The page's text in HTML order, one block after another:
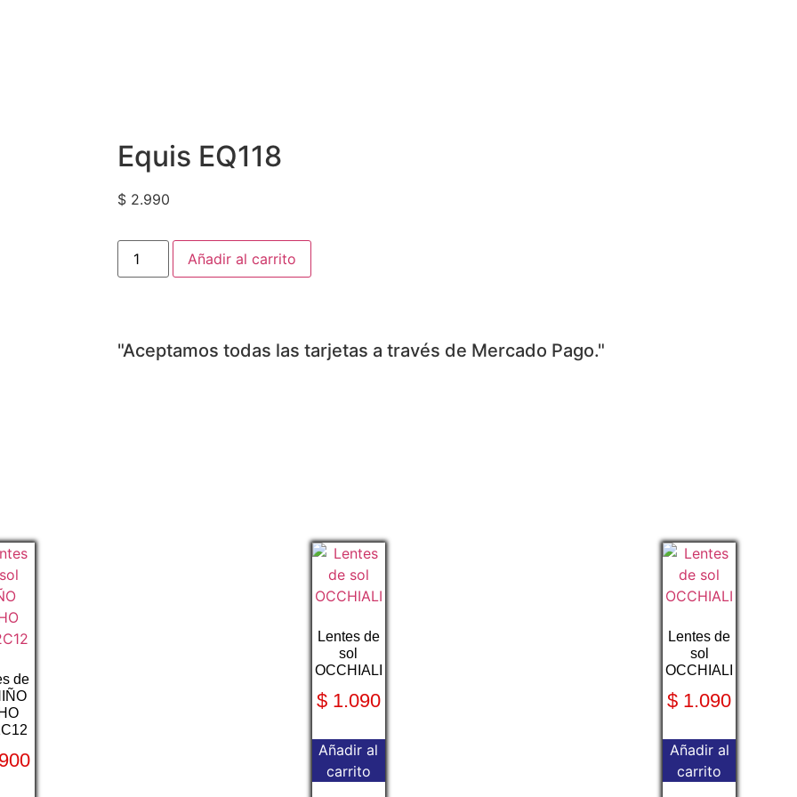
Equis EQ118
$ 2.990
Añadir al carrito
"Aceptamos todas las tarjetas a través de Mercado Pago."
de
Lentes de
sol
OCCHIALI
$1.090
Añadir al
carrito
Lentes de
sol
OCCHIALI
$ 1.090
Añadir al
carrito